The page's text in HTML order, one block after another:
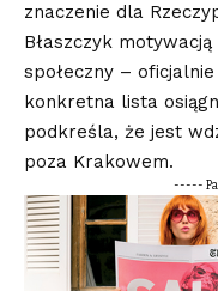
znaczenie dla
Błaszczyk
społeczny –
konkretna lista
podkreśla, że jest
poza Krakowem.
-----